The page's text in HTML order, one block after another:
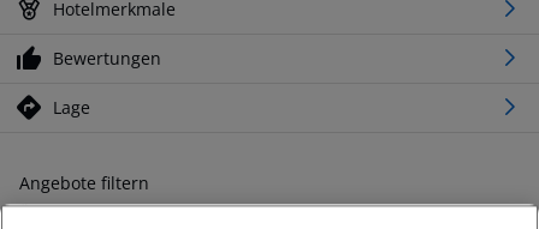
Hotelmerkmale
Bewertungen
Lage
Angebote filtern
Ändern Sie Ihre Kriterien nach Ihren Wünschen